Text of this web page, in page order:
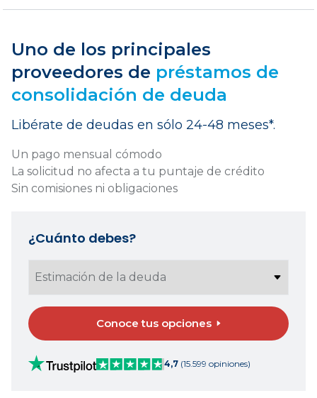
Uno de los principales
proveedores de préstamos de
consolidación de deuda
Libérate de deudas en sólo 24-48 meses*.
Un pago mensual cómodo
La solicitud no afecta a tu puntaje de crédito
Sin comisiones ni obligaciones
¿Cuánto debes?
Conoce tus opciones
4,7 (15.599 opiniones)